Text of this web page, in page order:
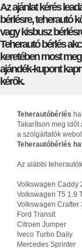
Az ajánlat kérés
bérlésre, teherautó
vagy kisbusz
Teherautó bérlés
keretében most
ajándék-kupont
kérők.
Teherautóbérlés
Takarítson meg
a szolgáltatók
Teherautóbérlés
Az alábbi
Volkswagen Caddy
Volkswagen T5 1.9
Volkswagen Crafter
Ford Transit
Citroen Jumper
Iveco Turbo Daily
Mercedes Sprinter